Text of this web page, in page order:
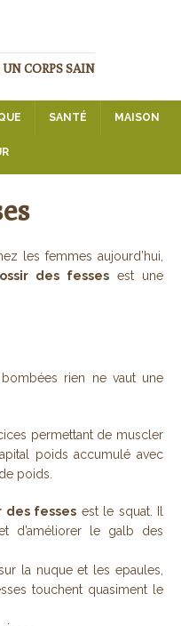
CORPS SAIN
SANTÉ MAISON
les femmes aujourd’hui,
des fesses est une
rien ne vaut une
permettant de muscler
poids accumulé avec
poids.
des fesses est le squat. Il
d’améliorer le galb des
la nuque et les epaules,
touchent quasiment le